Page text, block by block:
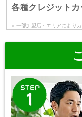
各種クレジット
※ 一部加盟店・エリアにより